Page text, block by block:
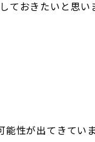
ておきたいと思い
能性が出てきてい